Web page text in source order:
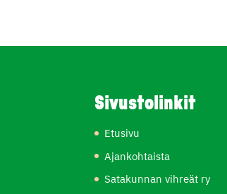
Sivustolinkit
Etusivu
Ajankohtaista
Satakunnan vihreät ry